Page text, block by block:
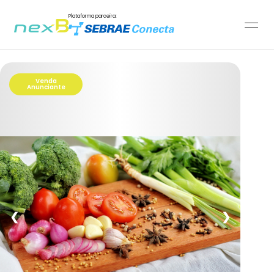
Plataforma parceira:
Venda
Anunciante
❮ ❯